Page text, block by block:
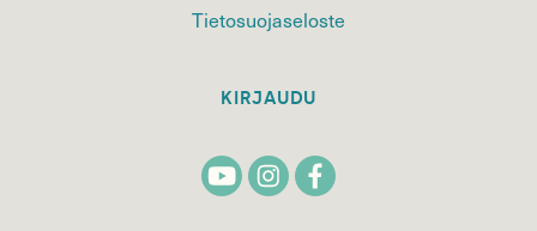
Tietosuojaseloste
KIRJAUDU